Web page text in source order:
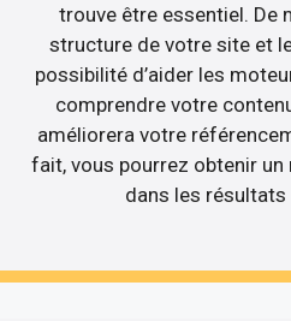
trouve être essentiel. De
structure de votre site et
possibilité d’aider les
comprendre votre
améliorera votre
fait, vous pourrez obtenir
dans les résultats